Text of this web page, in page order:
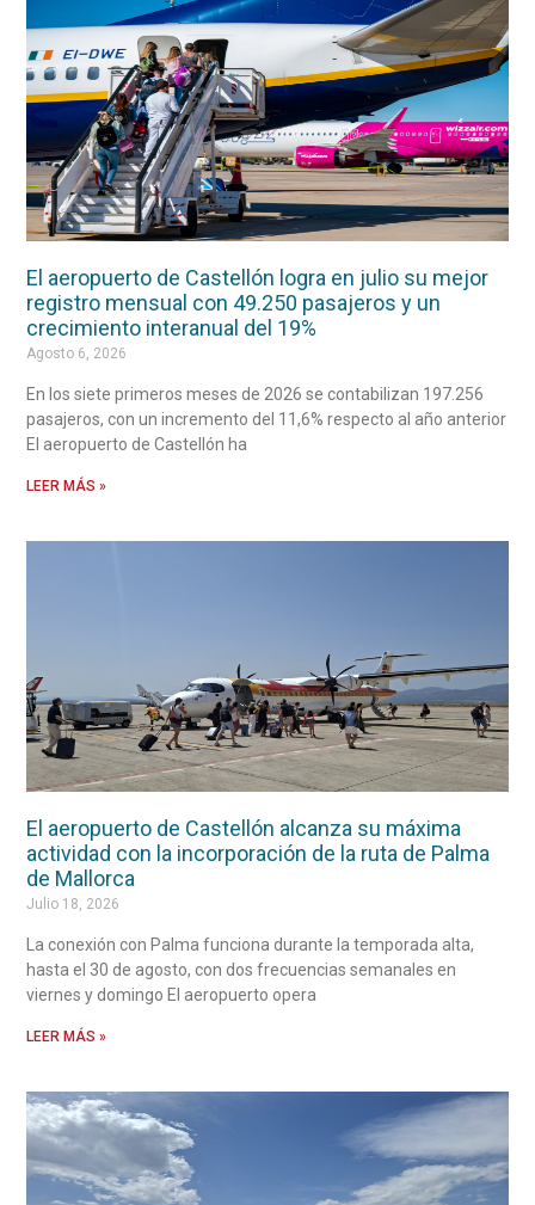
El aeropuerto de Castellón logra en julio su mejor
registro mensual con 49.250 pasajeros y un
crecimiento interanual del 19%
Agosto 6, 2026
En los siete primeros meses de 2026 se contabilizan 197.256
pasajeros, con un incremento del 11,6% respecto al año anterior
El aeropuerto de Castellón ha
LEER MÁS »
El aeropuerto de Castellón alcanza su máxima
actividad con la incorporación de la ruta de Palma
de Mallorca
Julio 18, 2026
La conexión con Palma funciona durante la temporada alta,
hasta el 30 de agosto, con dos frecuencias semanales en
viernes y domingo El aeropuerto opera
LEER MÁS »